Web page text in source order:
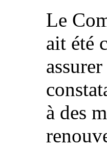
Le
ait été
à des